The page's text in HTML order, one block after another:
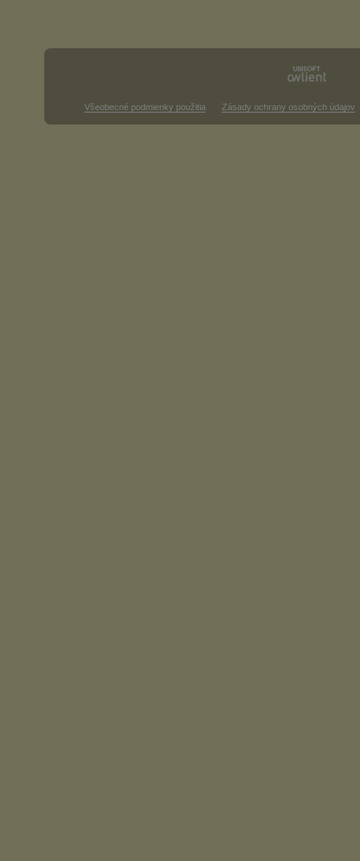
Všeobecné podmienky použitia Zásady ochrany osobných údajov